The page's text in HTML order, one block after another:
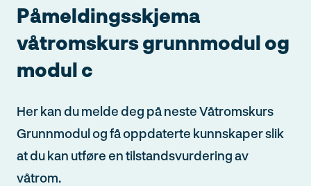
Påmeldingsskjema
våtromskurs grunnmodul og
modul c
Her kan du melde deg på neste Våtromskurs
Grunnmodul og få oppdaterte kunnskaper slik
at du kan utføre en tilstandsvurdering av
våtrom.